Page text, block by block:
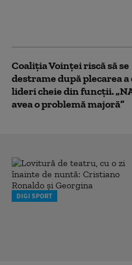
Coaliția Voinței riscă să se
destrame după plecarea a
lideri cheie din funcții.
avea o problemă majoră”
DIGI SPORT